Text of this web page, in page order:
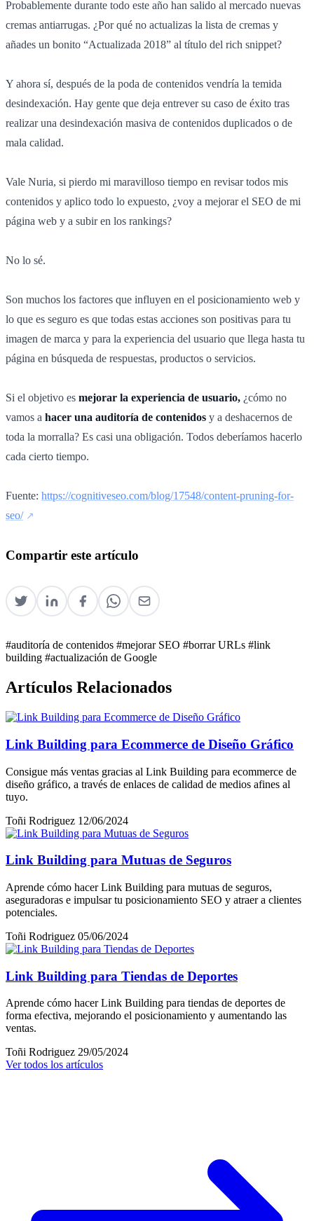
Probablemente durante todo este año han salido al mercado nuevas
cremas antiarrugas. ¿Por qué no actualizas la lista de cremas y
añades un bonito “Actualizada 2018” al título del rich snippet?
Y ahora sí, después de la poda de contenidos vendría la temida
desindexación. Hay gente que deja entrever su caso de éxito tras
realizar una desindexación masiva de contenidos duplicados o de
mala calidad.
Vale Nuria, si pierdo mi maravilloso tiempo en revisar todos mis
contenidos y aplico todo lo expuesto, ¿voy a mejorar el SEO de mi
página web y a subir en los rankings?
No lo sé.
Son muchos los factores que influyen en el posicionamiento web y
lo que es seguro es que todas estas acciones son positivas para tu
imagen de marca y para la experiencia del usuario que llega hasta tu
página en búsqueda de respuestas, productos o servicios.
Si el objetivo es mejorar la experiencia de usuario, ¿cómo no
vamos a hacer una auditoría de contenidos y a deshacernos de
toda la morralla? Es casi una obligación. Todos deberíamos hacerlo
cada cierto tiempo.
Fuente: https://cognitiveseo.com/blog/17548/content-pruning-for-
seo/
Compartir este artículo
#auditoría de contenidos #mejorar SEO #borrar URLs #link
building #actualización de Google
Artículos Relacionados
Link Building para Ecommerce de Diseño Gráfico
Consigue más ventas gracias al Link Building para ecommerce de
diseño gráfico, a través de enlaces de calidad de medios afines al
tuyo.
Toñi Rodriguez 12/06/2024
Link Building para Mutuas de Seguros
Aprende cómo hacer Link Building para mutuas de seguros,
aseguradoras e impulsar tu posicionamiento SEO y atraer a clientes
potenciales.
Toñi Rodriguez 05/06/2024
Link Building para Tiendas de Deportes
Aprende cómo hacer Link Building para tiendas de deportes de
forma efectiva, mejorando el posicionamiento y aumentando las
ventas.
Toñi Rodriguez 29/05/2024
Ver todos los artículos